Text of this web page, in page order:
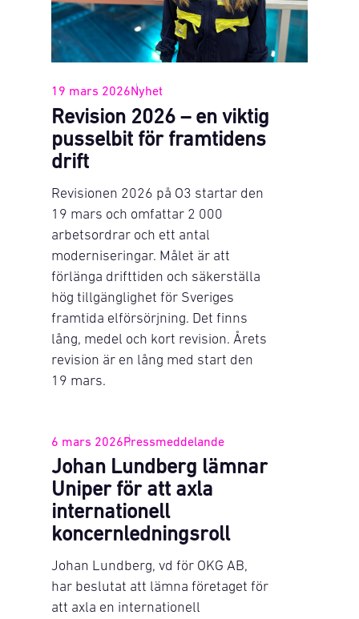
Revision 2026 – en viktig
pusselbit för framtidens
drift
19 mars 2026Nyhet
Revisionen 2026 på O3 startar den
19 mars och omfattar 2 000
arbetsordrar och ett antal
moderniseringar. Målet är att
förlänga drifttiden och säkerställa
hög tillgänglighet för Sveriges
framtida elförsörjning. Det finns
lång, medel och kort revision. Årets
revision är en lång med start den
19 mars.
Johan Lundberg lämnar
Uniper för att axla
internationell
koncernledningsroll
6 mars 2026Pressmeddelande
Johan Lundberg, vd för OKG AB,
har beslutat att lämna företaget för
att axla en internationell